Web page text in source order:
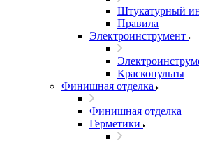
Штукатурный
Правила
Электроинструмент
Краскопульты
Финишная отделка
Финишная отделка
Герметики